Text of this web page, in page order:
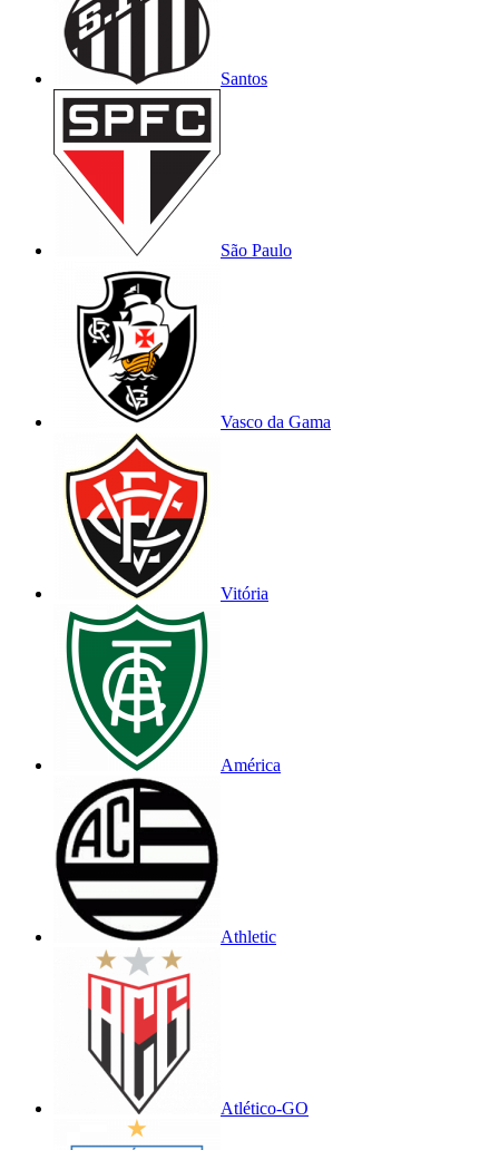
Santos
São Paulo
Vasco da Gama
Vitória
América
Athletic
Atlético-GO